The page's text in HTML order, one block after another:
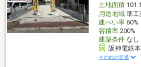
土地面積
用途地域準工
建ぺい率60%
容積率200%
建築条件なし
阪神電鉄
その他の交通